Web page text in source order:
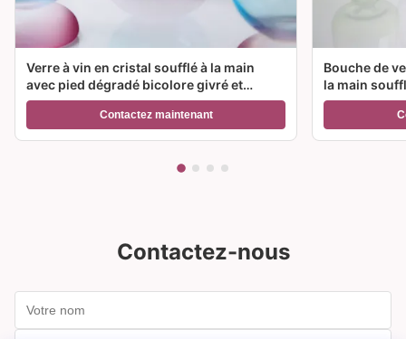
Verre à vin en cristal soufflé à la main
avec pied dégradé bicolore givré et
capacité de 300 ml pour vin, cocktail et
décoration intérieureContactez maintenant
Bouche de
la main
couleur et
Idéal pour
Contactez-nous